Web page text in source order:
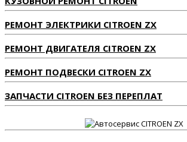
РЕМОНТ ЭЛЕКТРИКИ CITROEN ZX
РЕМОНТ ДВИГАТЕЛЯ CITROEN ZX
РЕМОНТ ПОДВЕСКИ CITROEN ZX
ЗАПЧАСТИ CITROEN БЕЗ ПЕРЕПЛАТ